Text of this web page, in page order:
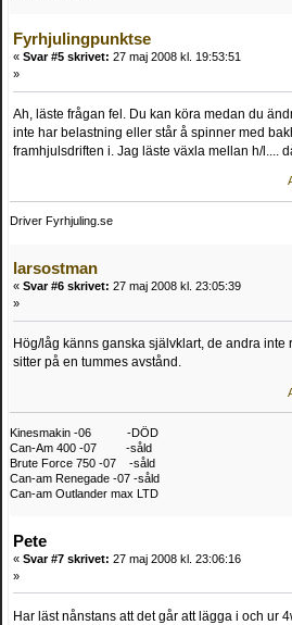
Fyrhjulingpunktse
« Svar #5 skrivet: 27 maj 2008 kl. 19:53:51
»
Ah, läste frågan fel. Du kan köra medan du
inte har belastning eller står å spinner med
framhjulsdriften i. Jag läste växla mellan h/l....
Driver Fyrhjuling.se
larsostman
« Svar #6 skrivet: 27 maj 2008 kl. 23:05:39
»
Hög/låg känns ganska självklart, de andra inte
sitter på en tummes avstånd.
Kinesmakin -06 -DÖD
Can-Am 400 -07 -såld
Brute Force 750 -07 -såld
Can-am Renegade -07 -såld
Can-am Outlander max LTD
Pete
« Svar #7 skrivet: 27 maj 2008 kl. 23:06:16
»
Har läst nånstans att det går att lägga i och ur